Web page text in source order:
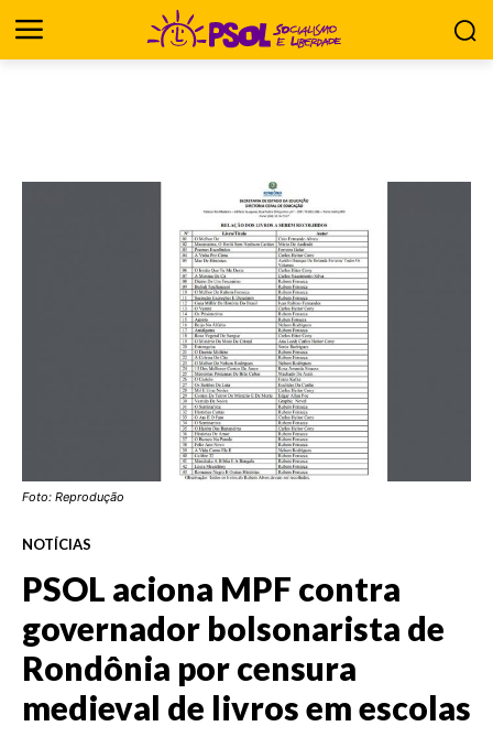
Foto: Reprodução
NOTÍCIAS
PSOL aciona MPF contra
governador bolsonarista de
Rondônia por censura
medieval de livros em escolas